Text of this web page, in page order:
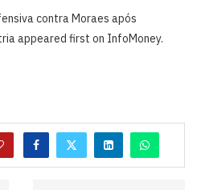
contra Moraes após
appeared first on InfoMoney.